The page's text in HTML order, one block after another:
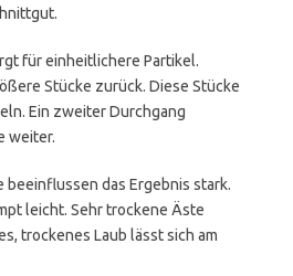
für einheitlichere Partikel.
Stücke zurück. Diese Stücke
Ein zweiter Durchgang
weiter.
beeinflussen das Ergebnis stark.
leicht. Sehr trockene Äste
trockenes Laub lässt sich am